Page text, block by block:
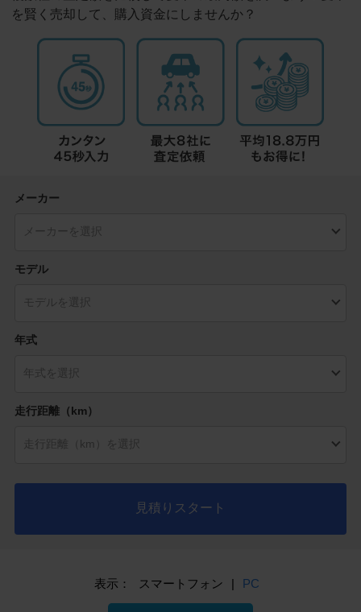
を賢く売却して、購入資金にしませんか？
メーカー
モデル
年式
走行距離（km）
見積りスタート
表示： スマートフォン | PC